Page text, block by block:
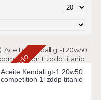
Agotado
Aceite Kendall gt-1 20w50
competition 1l zddp titanio